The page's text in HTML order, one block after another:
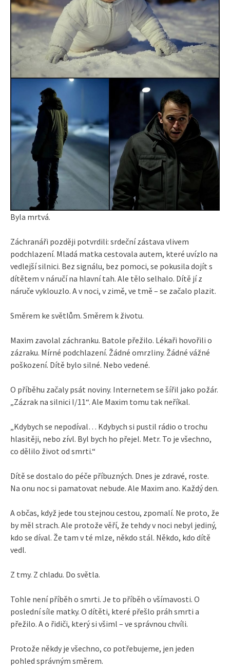
Byla mrtvá.
Záchranáři později potvrdili: srdeční zástava vlivem
podchlazení. Mladá matka cestovala autem, které uvízlo na
vedlejší silnici. Bez signálu, bez pomoci, se pokusila dojít s
dítětem v náručí na hlavní tah. Ale tělo selhalo. Dítě jí z
náruče vyklouzlo. A v noci, v zimě, ve tmě – se začalo plazit.
Směrem ke světlům. Směrem k životu.
Maxim zavolal záchranku. Batole přežilo. Lékaři hovořili o
zázraku. Mírné podchlazení. Žádné omrzliny. Žádné vážné
poškození. Dítě bylo silné. Nebo vedené.
O příběhu začaly psát noviny. Internetem se šířil jako požár.
„Zázrak na silnici I/11“. Ale Maxim tomu tak neříkal.
„Kdybych se nepodíval… Kdybych si pustil rádio o trochu
hlasitěji, nebo zívl. Byl bych ho přejel. Metr. To je všechno,
co dělilo život od smrti.“
Dítě se dostalo do péče příbuzných. Dnes je zdravé, roste.
Na onu noc si pamatovat nebude. Ale Maxim ano. Každý den.
A občas, když jede tou stejnou cestou, zpomalí. Ne proto, že
by měl strach. Ale protože věří, že tehdy v noci nebyl jediný,
kdo se díval. Že tam v té mlze, někdo stál. Někdo, kdo dítě
vedl.
Z tmy. Z chladu. Do světla.
Tohle není příběh o smrti. Je to příběh o všímavosti. O
poslední síle matky. O dítěti, které přešlo práh smrti a
přežilo. A o řidiči, který si všiml – ve správnou chvíli.
Protože někdy je všechno, co potřebujeme, jen jeden
pohled správným směrem.